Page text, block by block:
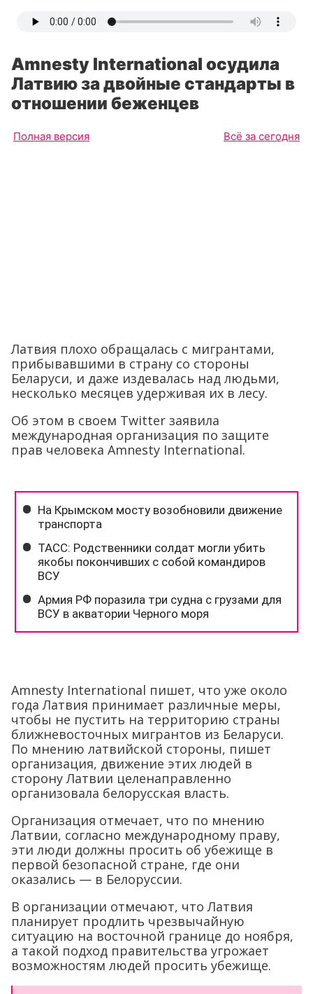
Amnesty International осудила
Латвию за двойные стандарты в
отношении беженцев
Полная версия Всё за сегодня
Латвия плохо обращалась с мигрантами,
прибывавшими в страну со стороны
Беларуси, и даже издевалась над людьми,
несколько месяцев удерживая их в лесу.
Об этом в своем Twitter заявила
международная организация по защите
прав человека Amnesty International.
Amnesty International пишет, что уже около
года Латвия принимает различные меры,
чтобы не пустить на территорию страны
ближневосточных мигрантов из Беларуси.
По мнению латвийской стороны, пишет
организация, движение этих людей в
сторону Латвии целенаправленно
организовала белорусская власть.
Организация отмечает, что по мнению
Латвии, согласно международному праву,
эти люди должны просить об убежище в
первой безопасной стране, где они
оказались — в Белоруссии.
В организации отмечают, что Латвия
планирует продлить чрезвычайную
ситуацию на восточной границе до ноября,
а такой подход правительства угрожает
возможностям людей просить убежище.